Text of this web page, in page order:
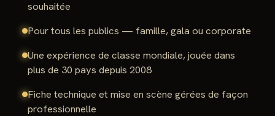
souhaitée
Pour tous les publics — famille, gala ou corporate
Une expérience de classe mondiale, jouée dans
plus de 30 pays depuis 2008
Fiche technique et mise en scène gérées de façon
professionnelle